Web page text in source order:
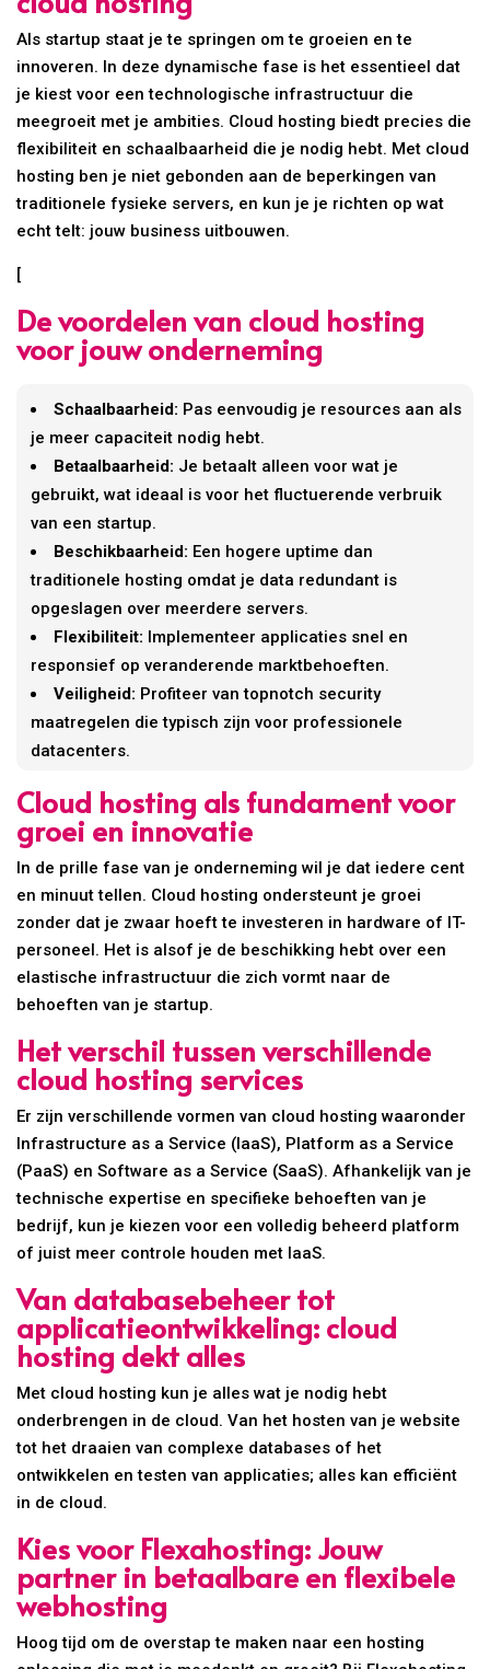
Als startup staat je te springen om te groeien en te
innoveren. In deze dynamische fase is het essentieel dat
je kiest voor een technologische infrastructuur die
meegroeit met je ambities. Cloud hosting biedt precies die
flexibiliteit en schaalbaarheid die je nodig hebt. Met cloud
hosting ben je niet gebonden aan de beperkingen van
traditionele fysieke servers, en kun je je richten op wat
echt telt: jouw business uitbouwen.
[
De voordelen van cloud hosting
voor jouw onderneming
Schaalbaarheid: Pas eenvoudig je resources aan als
je meer capaciteit nodig hebt.
Betaalbaarheid: Je betaalt alleen voor wat je
gebruikt, wat ideaal is voor het fluctuerende verbruik
van een startup.
Beschikbaarheid: Een hogere uptime dan
traditionele hosting omdat je data redundant is
opgeslagen over meerdere servers.
Flexibiliteit: Implementeer applicaties snel en
responsief op veranderende marktbehoeften.
Veiligheid: Profiteer van topnotch security
maatregelen die typisch zijn voor professionele
datacenters.
Cloud hosting als fundament voor
groei en innovatie
In de prille fase van je onderneming wil je dat iedere cent
en minuut tellen. Cloud hosting ondersteunt je groei
zonder dat je zwaar hoeft te investeren in hardware of IT-
personeel. Het is alsof je de beschikking hebt over een
elastische infrastructuur die zich vormt naar de
behoeften van je startup.
Het verschil tussen verschillende
cloud hosting services
Er zijn verschillende vormen van cloud hosting waaronder
Infrastructure as a Service (IaaS), Platform as a Service
(PaaS) en Software as a Service (SaaS). Afhankelijk van je
technische expertise en specifieke behoeften van je
bedrijf, kun je kiezen voor een volledig beheerd platform
of juist meer controle houden met IaaS.
Van databasebeheer tot
applicatieontwikkeling: cloud
hosting dekt alles
Met cloud hosting kun je alles wat je nodig hebt
onderbrengen in de cloud. Van het hosten van je website
tot het draaien van complexe databases of het
ontwikkelen en testen van applicaties; alles kan efficiënt
in de cloud.
Kies voor Flexahosting: Jouw
partner in betaalbare en flexibele
webhosting
Hoog tijd om de overstap te maken naar een hosting